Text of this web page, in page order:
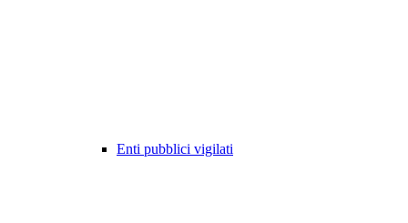
Enti pubblici vigilati